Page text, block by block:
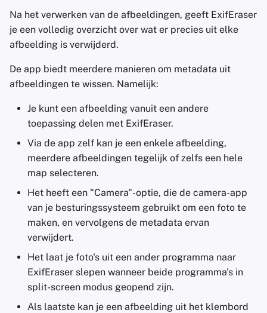
Na het verwerken van de afbeeldingen, geeft ExifEraser
je een volledig overzicht over wat er precies uit elke
afbeelding is verwijderd.
De app biedt meerdere manieren om metadata uit
afbeeldingen te wissen. Namelijk:
Je kunt een afbeelding vanuit een andere
toepassing delen met ExifEraser.
Via de app zelf kan je een enkele afbeelding,
meerdere afbeeldingen tegelijk of zelfs een hele
map selecteren.
Het heeft een "Camera"-optie, die de camera-app
van je besturingssysteem gebruikt om een foto te
maken, en vervolgens de metadata ervan
verwijdert.
Het laat je foto's uit een ander programma naar
ExifEraser slepen wanneer beide programma's in
split-screen modus geopend zijn.
Als laatste kan je een afbeelding uit het klembord